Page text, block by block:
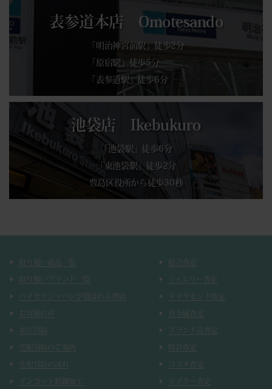
表参道本店 Omotesando
「明治神宮前駅」徒歩2分
「原宿駅」徒歩5分
「表参道駅」徒歩6分
池袋店 Ikebukuro
「池袋駅」徒歩6分
「東池袋駅」徒歩2分
豊島区役所から徒歩30秒
取り扱い商品一覧
取り扱いブランド一覧
バイセラジャパンが選ばれる理由
お客様の声
来店買取
宅配買取のご案内
宅配買取の流れ
インゴット精錬加工
総合査定
ジュエリー査定
ダイヤモンド査定
貴金属査定
ブランド品査定
時計査定
コスメ査定
ライター査定